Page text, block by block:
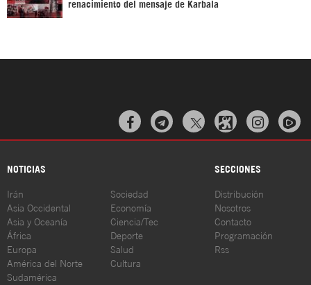
renacimiento del mensaje de Karbala
  
NOTICIAS SECCIONES
Irán
Asia Occidental
Asia y Oceanía
África
Europa
América del Norte
Sudamérica
Sociedad
Economía
Ciencia/Tec
Deporte
Salud
Cultura
Distribución
Nosotros
Contacto
Programación
Rss